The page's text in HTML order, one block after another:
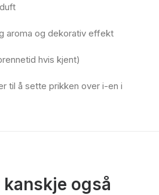
aroma og dekorativ effekt
hvis kjent)
til å sette prikken over i-en i
kanskje også